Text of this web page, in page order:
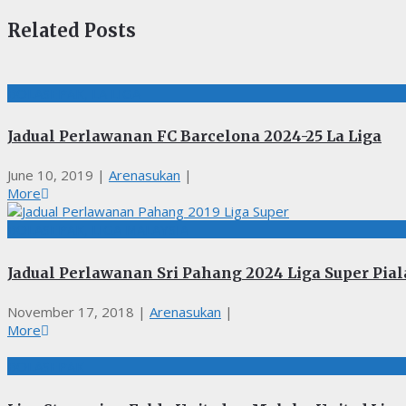
Related Posts
Jadual Perlawanan FC Barcelona 2024-25 La Liga
June 10, 2019 | Arenasukan |
More
Jadual Perlawanan Sri Pahang 2024 Liga Super
November 17, 2018 | Arenasukan |
More